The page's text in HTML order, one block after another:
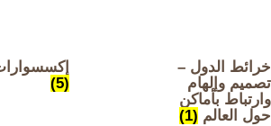
الدول –
وإلهام
بأماكن
العالم(1)
إكسسوارات